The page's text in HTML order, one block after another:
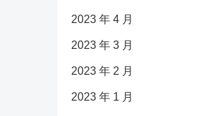
2023 年 4 月
2023 年 3 月
2023 年 2 月
2023 年 1 月